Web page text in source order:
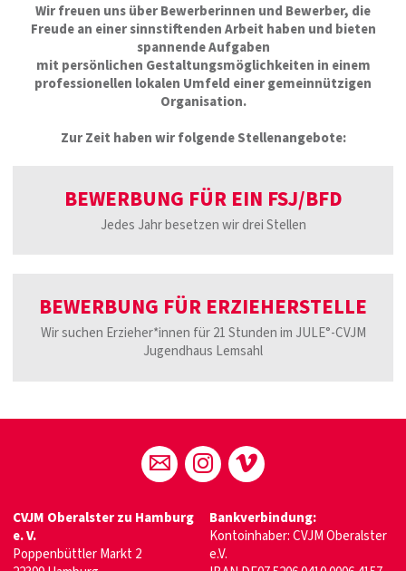
Wir freuen uns über Bewerberinnen und Bewerber, die
Freude an einer sinnstiftenden Arbeit haben und bieten
spannende Aufgaben
mit persönlichen Gestaltungsmöglichkeiten in einem
professionellen lokalen Umfeld einer gemeinnützigen
Organisation.
Zur Zeit haben wir folgende Stellenangebote:
BEWERBUNG FÜR EIN FSJ/BFD
Jedes Jahr besetzen wir drei Stellen
BEWERBUNG FÜR ERZIEHERSTELLE
Wir suchen Erzieher*innen für 21 Stunden im JULE°-CVJM
Jugendhaus Lemsahl
CVJM Oberalster zu Hamburg
e. V.
Poppenbüttler Markt 2
Bankverbindung:
Kontoinhaber: CVJM Oberalster
e.V.